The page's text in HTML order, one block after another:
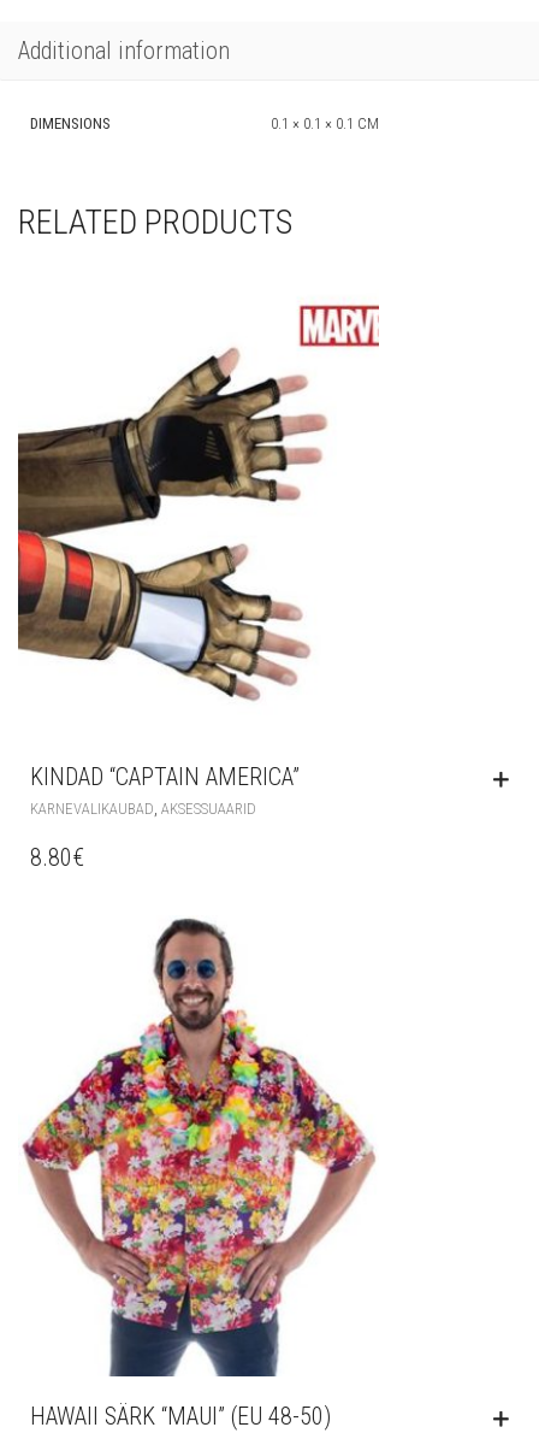
Additional information
DIMENSIONS 0.1 × 0.1 × 0.1 CM
RELATED PRODUCTS
KINDAD “CAPTAIN AMERICA”
KARNEVALIKAUBAD, AKSESSUAARID
8.80€
HAWAII SÄRK “MAUI” (EU 48-50)